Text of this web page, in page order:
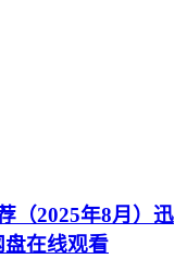
（2025年8月）迅
在线观看